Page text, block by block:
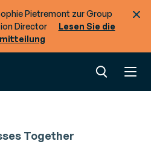
Pietremont zur Group
Director
Lesen Sie die
Together